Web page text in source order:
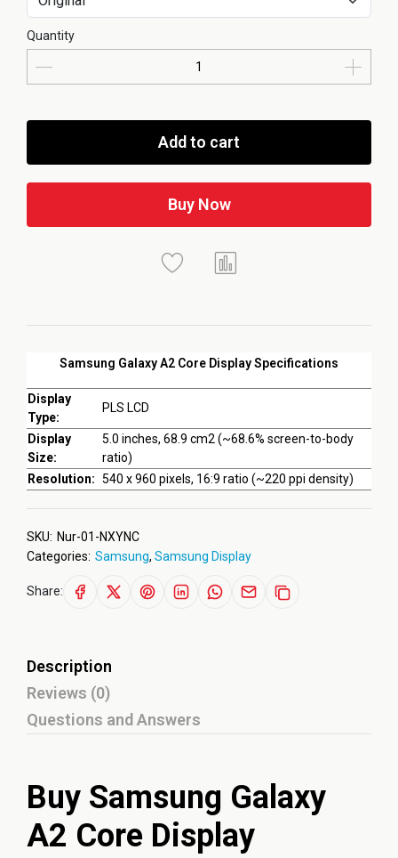
Samsung Galaxy A2 Core Display Specifications
Display
Type:
PLS LCD
Display
Size:
5.0 inches, 68.9 cm2 (~68.6% screen-to-body
ratio)
Resolution: 540 x 960 pixels, 16:9 ratio (~220 ppi density)
Quantity
Add to cart
Buy Now
SKU: Nur-01-NXYNC
Categories: Samsung, Samsung Display
Share:
Description
Reviews (0)
Questions and Answers
Buy Samsung Galaxy
A2 Core Display